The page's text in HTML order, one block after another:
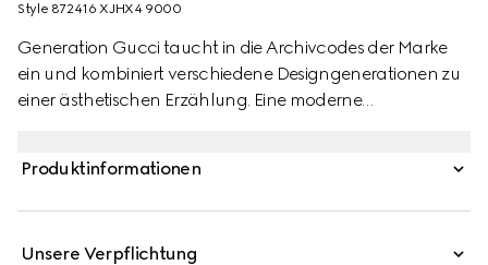
Style ‎872416 XJHX4 9000
Generation Gucci taucht in die Archivcodes der Marke
ein und kombiniert verschiedene Designgenerationen zu
einer ästhetischen Erzählung. Eine moderne
zeitgenössische Details hervorhebt. Das GG Monogramm
Produktinformationen
Unsere Verpflichtung